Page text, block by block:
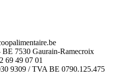
BE 7530 Gaurain-Ramecroix
69 49 07 01
9309 / TVA BE 0790.125.475